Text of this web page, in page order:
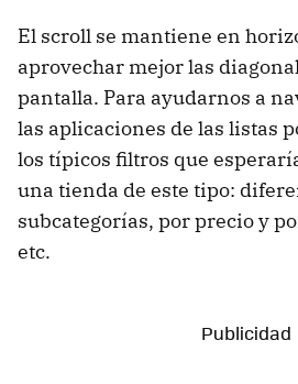
El scroll se mantiene en
aprovechar mejor las
pantalla. Para ayudarnos a
las aplicaciones de las listas
los típicos filtros que
una tienda de este tipo:
subcategorías, por precio y
etc.